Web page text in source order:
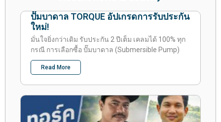
ปั๊มบาดาล TORQUE อัปเกรดการรับประกัน
ใหม่!
มั่นใจยิ่งกว่าเดิม รับประกัน 2 ปีเต็ม เคลมได้ 100% ทุก
กรณี การเลือกซื้อ ปั๊มบาดาล (Submersible Pump)
Read More